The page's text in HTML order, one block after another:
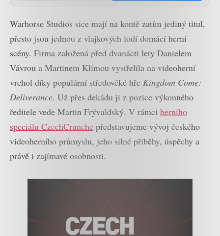
Warhorse Studios sice mají na kontě zatím jediný titul,
přesto jsou jednou z vlajkových lodí domácí herní
scény. Firma založená před dvanácti lety Danielem
Vávrou a Martinem Klímou vystřelila na videoherní
vrchol díky populární středověké hře Kingdom Come:
Deliverance. Už přes dekádu ji z pozice výkonného
ředitele vede Martin Frývaldský. V rámci herního
speciálu CzechCrunche představujeme vývoj českého
videoherního průmyslu, jeho silné příběhy, úspěchy a
právě i zajímavé osobnosti.